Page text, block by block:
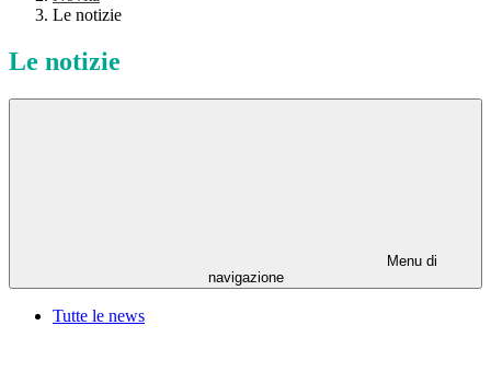
Le notizie
Le notizie
Menu di
navigazione
Tutte le news